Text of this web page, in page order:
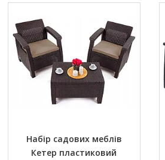
Набір садових меблів
Кетер пластиковий